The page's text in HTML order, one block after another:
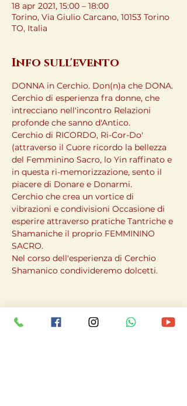
18 apr 2021, 15:00 – 18:00
Torino, Via Giulio Carcano, 10153 Torino
TO, Italia
Info sull'evento
DONNA in Cerchio. Don(n)a che DONA.
Cerchio di esperienza fra donne, che
intrecciano nell'incontro Relazioni
profonde che sanno d'Antico.
Cerchio di RICORDO, Ri-Cor-Do'
(attraverso il Cuore ricordo la bellezza
del Femminino Sacro, lo Yin raffinato e
in questa ri-memorizzazione, sento il
piacere di Donare e Donarmi.
Cerchio che crea un vortice di
vibrazioni e condivisioni Occasione di
esperire attraverso pratiche Tantriche e
Shamaniche il proprio FEMMININO
SACRO.
Nel corso dell'esperienza di Cerchio
Shamanico condivideremo dolcetti.